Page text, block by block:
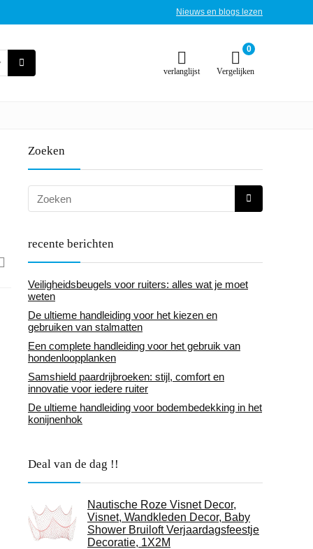
Nieuws en blogs lezen
verlanglijst
0
Vergelijken
Zoeken
recente berichten
Veiligheidsbeugels voor ruiters: alles wat je moet
weten
De ultieme handleiding voor het kiezen en
gebruiken van stalmatten
Een complete handleiding voor het gebruik van
hondenloopplanken
Samshield paardrijbroeken: stijl, comfort en
innovatie voor iedere ruiter
De ultieme handleiding voor bodembedekking in het
konijnenhok
Deal van de dag !!
Nautische Roze Visnet Decor,
Visnet, Wandkleden Decor, Baby
Shower Bruiloft Verjaardagsfeestje
Decoratie, 1X2M